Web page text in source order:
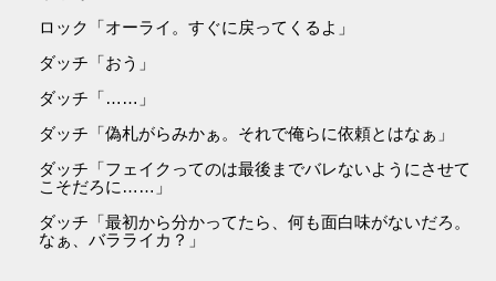
ロック「オーライ。すぐに戻ってくるよ」
ダッチ「おう」
ダッチ「……」
ダッチ「偽札がらみかぁ。それで俺らに依頼とはなぁ」
ダッチ「フェイクってのは最後までバレないようにさせて
こそだろに……」
ダッチ「最初から分かってたら、何も面白味がないだろ。
なぁ、バラライカ？」